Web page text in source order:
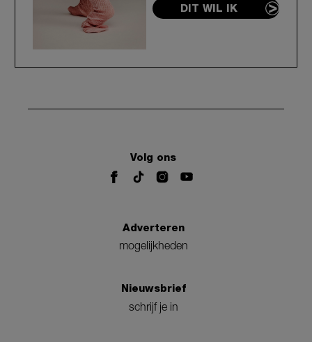
DIT WIL IK
Volg ons
Adverteren
mogelijkheden
Nieuwsbrief
schrijf je in